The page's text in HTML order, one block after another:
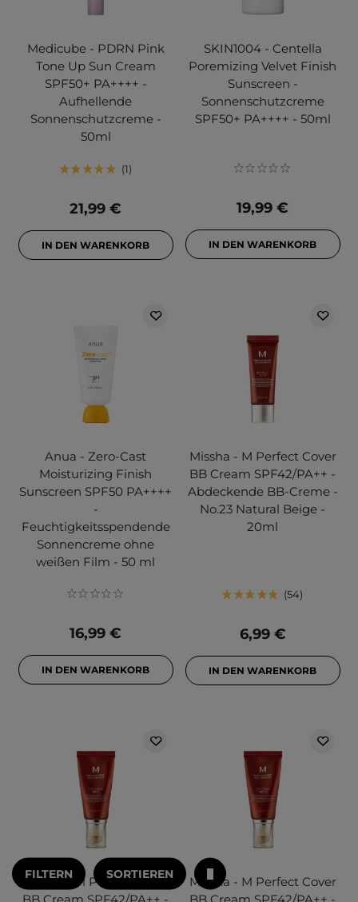
Medicube - PDRN Pink
Tone Up Sun Cream
SPF50+ PA++++ -
Aufhellende
Sonnenschutzcreme -
50ml
1
21,99 €
IN DEN WARENKORB
SKIN1004 - Centella
Poremizing Velvet Finish
Sunscreen -
Sonnenschutzcreme
SPF50+ PA++++ - 50ml
19,99 €
IN DEN WARENKORB
Anua - Zero-Cast
Moisturizing Finish
Sunscreen SPF50 PA++++
-
Feuchtigkeitsspendende
Sonnencreme ohne
weißen Film - 50 ml
16,99 €
IN DEN WARENKORB
Missha - M Perfect Cover
BB Cream SPF42/PA++ -
Abdeckende BB-Creme -
No.23 Natural Beige -
20ml
54
6,99 €
IN DEN WARENKORB
Missha - M Perfect Cover
Missha - M Perfect Cover
FILTERN SORTIEREN